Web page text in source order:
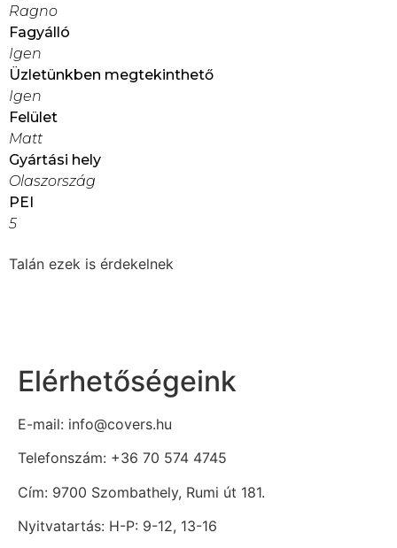
Ragno
Fagyálló
Igen
Üzletünkben megtekinthető
Igen
Felület
Matt
Gyártási hely
Olaszország
PEI
5
Talán ezek is érdekelnek
Elérhetőségeink
E-mail: info@covers.hu
Telefonszám: +36 70 574 4745
Cím: 9700 Szombathely, Rumi út 181.
Nyitvatartás: H-P: 9-12, 13-16